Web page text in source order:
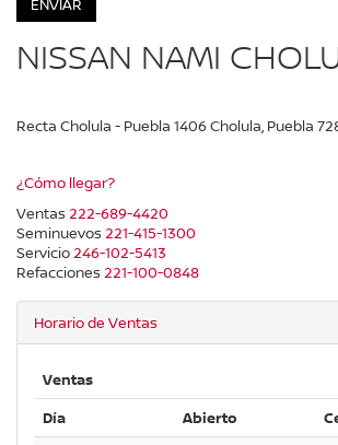
NISSAN NAMI
Recta Cholula - Puebla 1406 Cholula, Puebla
¿Cómo llegar?
Ventas 222-689-4420
Seminuevos 221-415-1300
Servicio246-102-5413
Refacciones 221-100-0848
Horario de Ventas
Ventas
Día
Abierto